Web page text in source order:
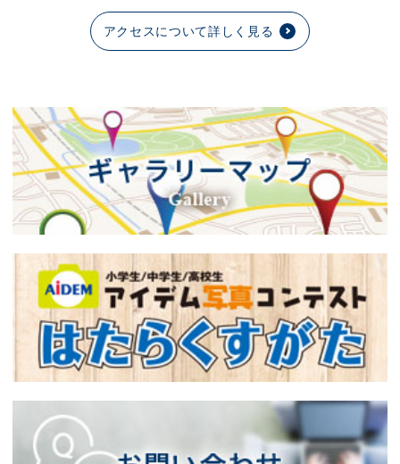
アクセスについて詳しく見る